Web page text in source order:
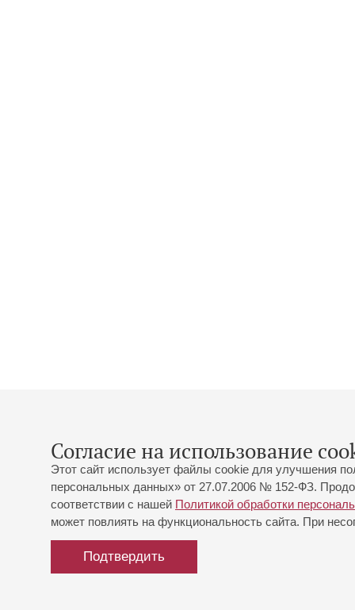
Согласие на использование
Этот сайт использует файлы cookie для улучшения
персональных данных» от 27.07.2006 № 152-ФЗ.
соответствии с нашей Политикой обработки
может повлиять на функциональность сайта. При
Подтвердить